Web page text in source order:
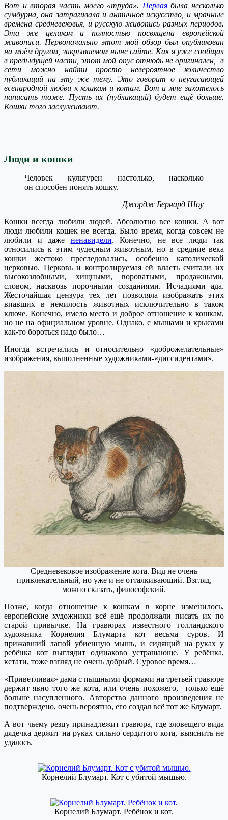
Вот и вторая часть моего «труда». Перваябыла несколько
сумбурна, она затрагивала и античное искусство, и мрачные
времена средневековья, и русскую живопись разных периодов.
Эта же целиком и полностью посвящена европейской
живописи. Первоначально этот мой обзор был опубликован
на моём другом, закрываемом ныне сайте. Как я уже сообщал
в предыдущей части, этот мой опус отнюдь не оригинален, в
сети можно найти просто невероятное количество
публикаций на эту же тему. Это говорит о неугасающей
всенародной любви к кошкам и котам. Вот и мне захотелось
написать тоже. Пусть их (публикаций) будет ещё больше.
Кошки того заслуживают.
Люди и кошки
Человек культурен настолько, насколько
он способен понять кошку.
Джордж Бернард Шоу
Кошки всегда любили людей. Абсолютно все кошки. А вот
люди любили кошек не всегда. Было время, когда совсем не
любили и даже ненавидели. Конечно, не все люди так
относились к этим чудесным животным, но в средние века
кошки жестоко преследовались, особенно католической
церковью. Церковь и контролируемая ей власть считали их
высокозлобными, хищными, вороватыми, продажными,
словом, насквозь порочными созданиями. Исчадиями ада.
Жесточайшая цензура тех лет позволяла изображать этих
впавших в немилость животных исключительно в таком
ключе. Конечно, имело место и доброе отношение к кошкам,
но не на официальном уровне. Однако, с мышами и крысами
как-то бороться надо было…
Иногда встречались и относительно «доброжелательные»
изображения, выполненные художниками-«диссидентами».
Средневековое изображение кота. Вид не очень
привлекательный, но уже и не отталкивающий. Взгляд,
можно сказать, философский.
Позже, когда отношение к кошкам в корне изменилось,
европейские художники всё ещё продолжали писать их по
старой привычке. На гравюрах известного голландского
художника Корнелия Блумарта кот весьма суров. И
прижавший лапой убиенную мышь, и сидящий на руках у
ребёнка кот выглядит одинаково устрашающе. У ребёнка,
кстати, тоже взгляд не очень добрый. Суровое время…
«Приветливая» дама с пышными формами на третьей гравюре
держит явно того же кота, или очень похожего, только ещё
больше насупленного. Авторство данного произведения не
подтверждено, очень вероятно, его создал всё тот же Блумарт.
А вот чьему резцу принадлежит гравюра, где зловещего вида
дядечка держит на руках сильно сердитого кота, выяснить не
удалось.
Корнелий Блумарт. Кот с убитой мышью.
Корнелий Блумарт. Ребёнок и кот.